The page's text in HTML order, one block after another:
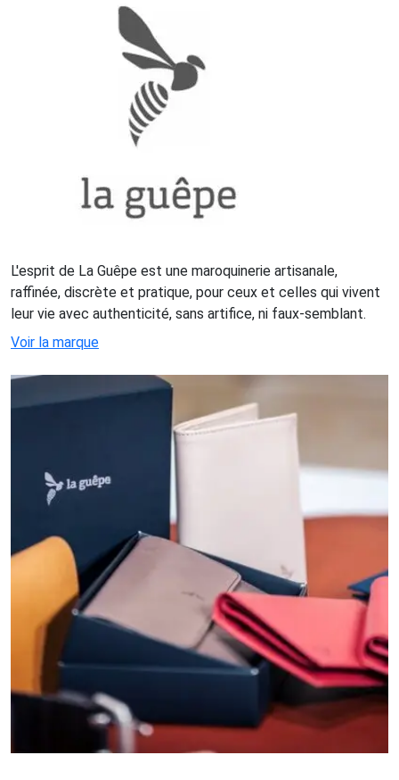
L'esprit de La Guêpe est une maroquinerie artisanale,
raffinée, discrète et pratique, pour ceux et celles qui vivent
leur vie avec authenticité, sans artifice, ni faux-semblant.
Voir la marque